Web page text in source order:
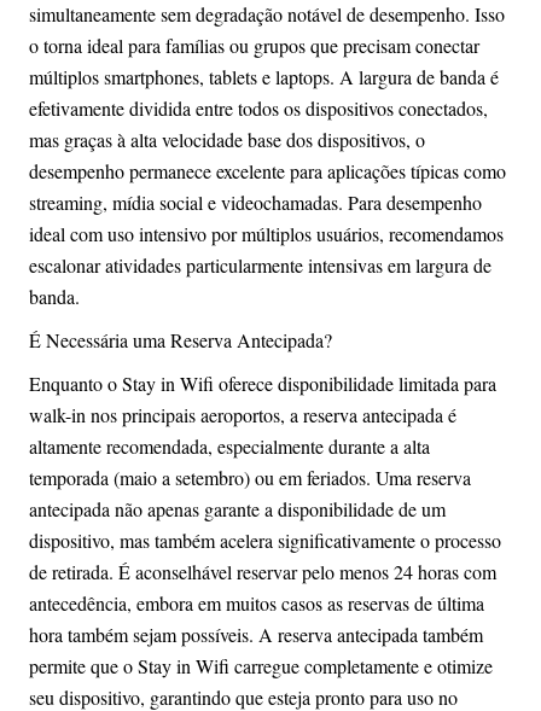
simultaneamente sem degradação notável de desempenho. Isso
o torna ideal para famílias ou grupos que precisam conectar
múltiplos smartphones, tablets e laptops. A largura de banda é
efetivamente dividida entre todos os dispositivos conectados,
mas graças à alta velocidade base dos dispositivos, o
desempenho permanece excelente para aplicações típicas como
streaming, mídia social e videochamadas. Para desempenho
ideal com uso intensivo por múltiplos usuários, recomendamos
escalonar atividades particularmente intensivas em largura de
banda.
É Necessária uma Reserva Antecipada?
Enquanto o Stay in Wifi oferece disponibilidade limitada para
walk-in nos principais aeroportos, a reserva antecipada é
altamente recomendada, especialmente durante a alta
temporada (maio a setembro) ou em feriados. Uma reserva
antecipada não apenas garante a disponibilidade de um
dispositivo, mas também acelera significativamente o processo
de retirada. É aconselhável reservar pelo menos 24 horas com
antecedência, embora em muitos casos as reservas de última
hora também sejam possíveis. A reserva antecipada também
permite que o Stay in Wifi carregue completamente e otimize
seu dispositivo, garantindo que esteja pronto para uso no